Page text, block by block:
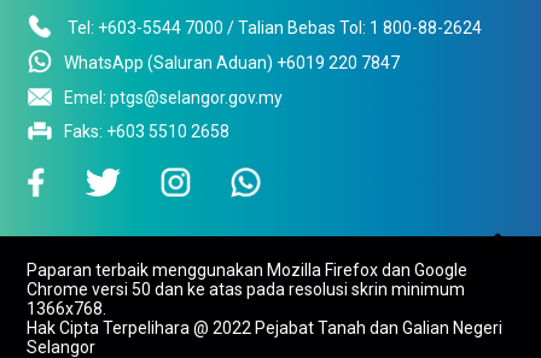
Tel: +603-5544 7000 / Talian Bebas Tol: 1 800-88-2624
WhatsApp (Saluran Aduan) +6019 220 7847
Emel: ptgs@selangor.gov.my
Faks: +603 5510 2658

To Top
Paparan terbaik menggunakan Mozilla Firefox dan Google
Chrome versi 50 dan ke atas pada resolusi skrin minimum
1366x768.
Hak Cipta Terpelihara @ 2022 Pejabat Tanah dan Galian Negeri
Selangor